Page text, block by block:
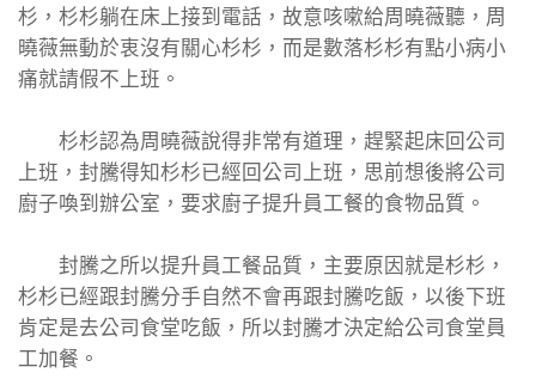
杉，杉杉躺在床上接到電話，故意咳嗽給周曉薇聽，周
曉薇無動於衷沒有關心杉杉，而是數落杉杉有點小病小
痛就請假不上班。
杉杉認為周曉薇說得非常有道理，趕緊起床回公司
上班，封騰得知杉杉已經回公司上班，思前想後將公司
廚子喚到辦公室，要求廚子提升員工餐的食物品質。
封騰之所以提升員工餐品質，主要原因就是杉杉，
杉杉已經跟封騰分手自然不會再跟封騰吃飯，以後下班
肯定是去公司食堂吃飯，所以封騰才決定給公司食堂員
工加餐。